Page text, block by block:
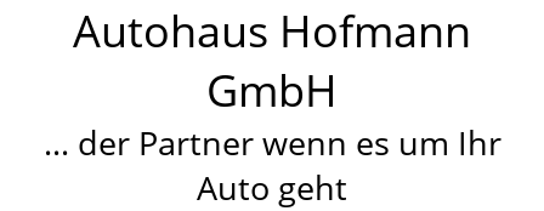
Autohaus Hofmann
GmbH
… der Partner wenn es um Ihr
Auto geht